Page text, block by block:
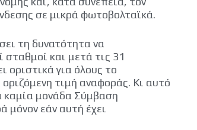
σε μικρά φωτοβολταϊκά.
τη δυνατότητα να
σταθμοί και μετά τις 31
οριστικά για όλους το
τιμή αναφοράς. Κι αυτό
καμία μονάδα Σύμβαση
εάν αυτή έχει